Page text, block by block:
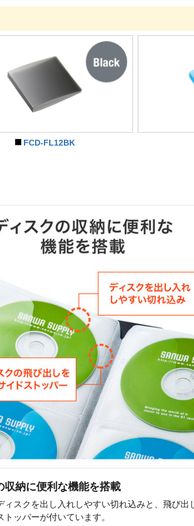
FCD-FL12BK
収納に便利な機能を搭載
ィスクを出し入れしやすい切れ込みと、飛び出
トッパーが付いています。